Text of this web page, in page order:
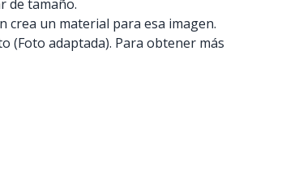
de tamaño.
crea un material para esa imagen.
(Foto adaptada). Para obtener más